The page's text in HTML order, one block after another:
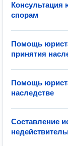
Консультация
спорам
Помощь
принятия
Помощь
наследстве
Составление